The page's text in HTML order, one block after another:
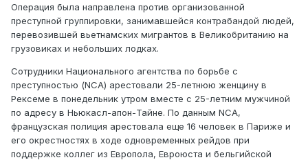
Операция была направлена против организованной
преступной группировки, занимавшейся контрабандой людей,
перевозившей вьетнамских мигрантов в Великобританию на
грузовиках и небольших лодках.
Сотрудники Национального агентства по борьбе с
преступностью (NCA) арестовали 25-летнюю женщину в
Рексеме в понедельник утром вместе с 25-летним мужчиной
по адресу в Ньюкасл-апон-Тайне. По данным NCA,
французская полиция арестовала еще 16 человек в Париже и
его окрестностях в ходе одновременных рейдов при
поддержке коллег из Европола, Евроюста и бельгийской